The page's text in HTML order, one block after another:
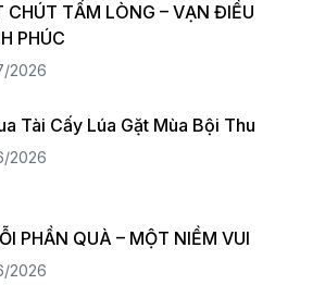
CHÚT TẤM LÒNG – VẠN ĐIỀU
PHÚC
2026
Tài Cấy Lúa Gặt Mùa Bội Thu
2026
PHẦN QUÀ – MỘT NIỀM VUI
2026